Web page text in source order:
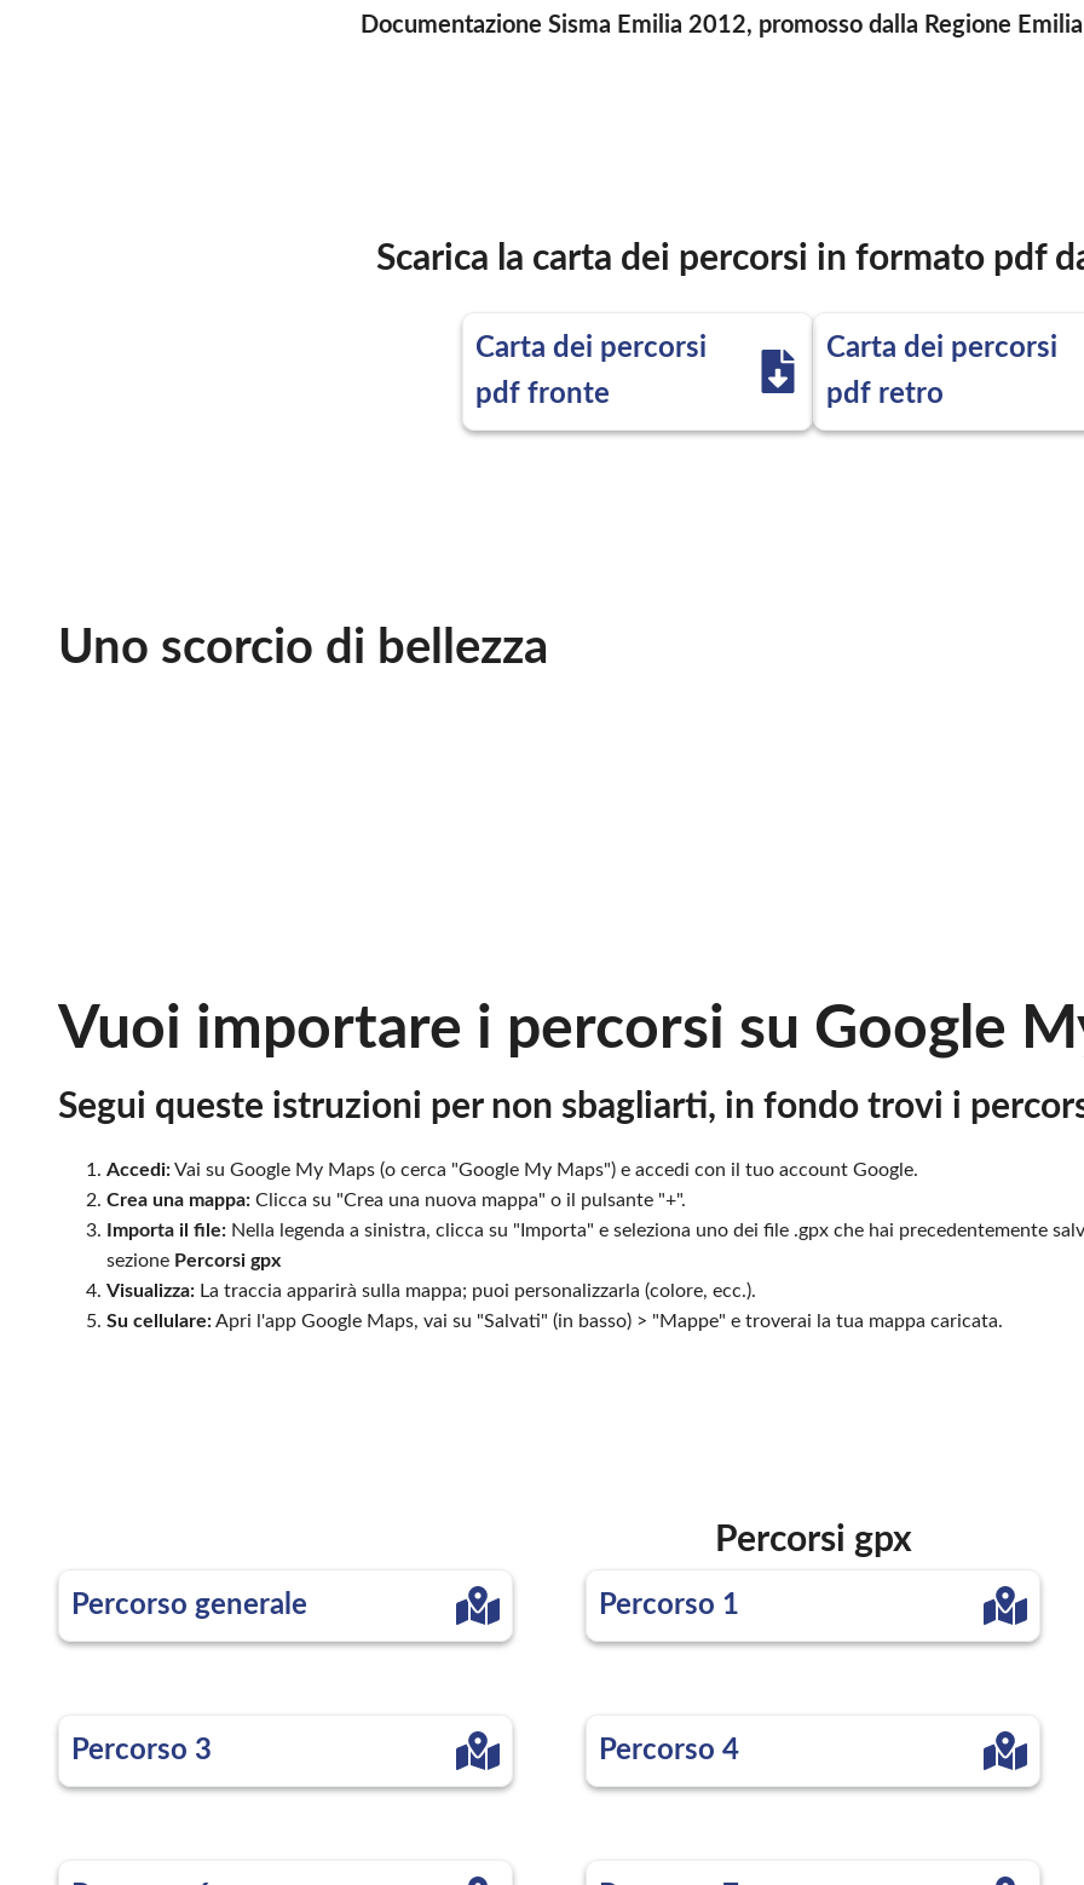
Documentazione Sisma Emilia 2012, promosso dalla Regione
Scarica la carta dei percorsi in formato pdf
Carta dei percorsi
pdf fronte
Carta dei percorsi
pdf retro
Uno scorcio di bellezza
Vuoi importare i percorsi su Google
Segui queste istruzioni per non sbagliarti, in fondo trovi i
Accedi:Vai su Google My Maps (o cerca "Google My Maps") e accedi con il tuo account Google.
Crea una mappa: Clicca su "Crea una nuova mappa" o il pulsante "+".
Importa il file: Nella legenda a sinistra, clicca su "Importa" e seleziona uno dei file .gpx che hai precedentemente
sezione Percorsi gpx
Visualizza: La traccia apparirà sulla mappa; puoi personalizzarla (colore, ecc.).
Su cellulare:Apri l'app Google Maps, vai su "Salvati" (in basso) > "Mappe" e troverai la tua mappa caricata.
Percorsi gpx
Percorso generale Percorso 1
Percorso 3 Percorso 4